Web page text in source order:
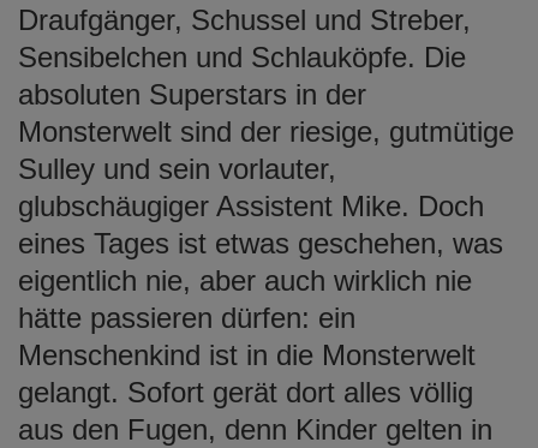
Draufgänger, Schussel und Streber,
Sensibelchen und Schlauköpfe. Die
absoluten Superstars in der
Monsterwelt sind der riesige, gutmütige
Sulley und sein vorlauter,
glubschäugiger Assistent Mike. Doch
eines Tages ist etwas geschehen, was
eigentlich nie, aber auch wirklich nie
hätte passieren dürfen: ein
Menschenkind ist in die Monsterwelt
gelangt. Sofort gerät dort alles völlig
aus den Fugen, denn Kinder gelten in